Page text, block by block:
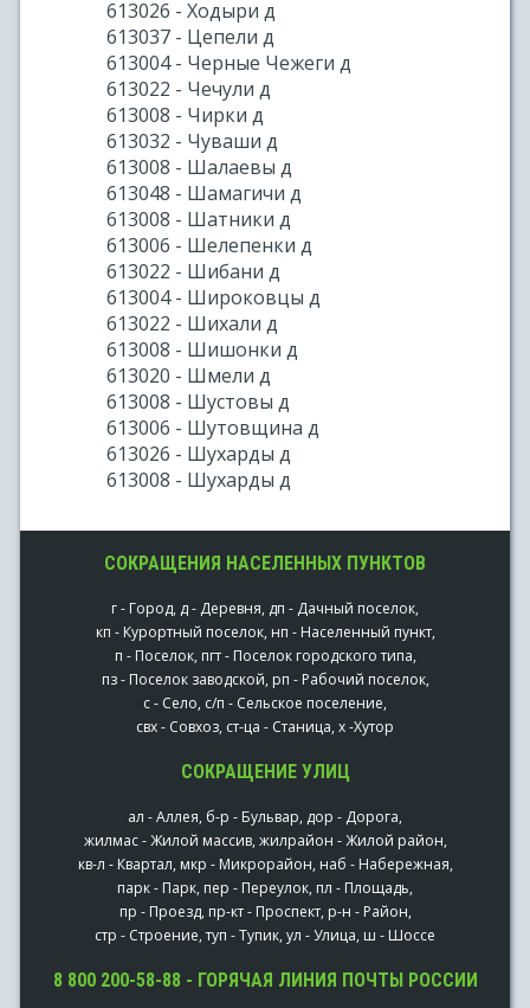
613026 - Ходыри д
613037 - Цепели д
613004 - Черные Чежеги д
613022 - Чечули д
613008 - Чирки д
613032 - Чуваши д
613008 - Шалаевы д
613048 - Шамагичи д
613008 - Шатники д
613006 - Шелепенки д
613022 - Шибани д
613004 - Широковцы д
613022 - Шихали д
613008 - Шишонки д
613020 - Шмели д
613008 - Шустовы д
613006 - Шутовщина д
613026 - Шухарды д
613008 - Шухарды д
СОКРАЩЕНИЯ НАСЕЛЕННЫХ ПУНКТОВ
г - Город, д - Деревня, дп - Дачный поселок,
кп - Курортный поселок, нп - Населенный пункт,
п - Поселок, пгт - Поселок городского типа,
пз - Поселок заводской, рп - Рабочий поселок,
с - Село, с/п - Сельское поселение,
свх - Совхоз, ст-ца - Станица, х -Хутор
СОКРАЩЕНИЕ УЛИЦ
ал - Аллея, б-р - Бульвар, дор - Дорога,
жилмас - Жилой массив, жилрайон - Жилой район,
кв-л - Квартал, мкр - Микрорайон, наб - Набережная,
парк - Парк, пер - Переулок, пл - Площадь,
пр - Проезд, пр-кт - Проспект, р-н - Район,
стр - Строение, туп - Тупик, ул - Улица, ш - Шоссе
8 800 200-58-88 - ГОРЯЧАЯ ЛИНИЯ ПОЧТЫ РОССИИ